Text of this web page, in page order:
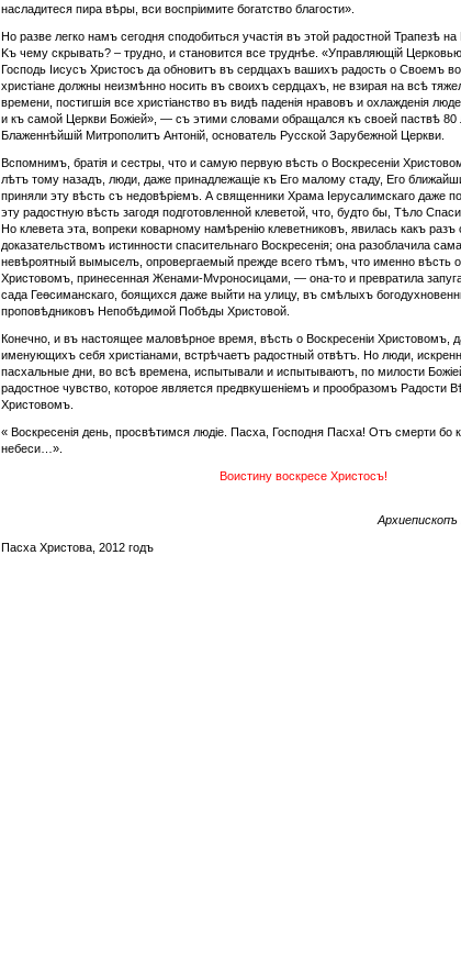
насладитеся пира вѣры, вси воспріимите богатство благости».
Но разве легко намъ сегодня сподобиться участiя въ этой радостной Трапезѣ
Kъ чему скрывать? – трудно, и становится все труднѣе. «Управляющій
Господь Іисусъ Xристосъ да обновитъ въ сердцахъ вашихъ радость о Своемъ
христіане должны неизмѣнно носить въ своихъ сердцахъ, не взирая на всѣ
времени, постигшія все христіанство въ видѣ паденія нравовъ и охлажденія
и къ самой Церкви Божіей», — съ этими словами обращался къ своей паствѣ 80
Блаженнѣйшiй Митрополитъ Антонiй, основатель Русской Зарубежной Церкви.
Вспомнимъ, братiя и сестры, что и самую первую вѣсть о Воскресеніи
лѣтъ тому назадъ, люди, даже принадлежащіе къ Его малому стаду, Его
приняли эту вѣсть съ недовѣріемъ. А священники Храма Iерусалимскаго даже
эту радостную вѣсть загодя подготовленной клеветой, что, будто бы, Тѣло
Но клевета эта, вопреки коварному намѣренiю клеветниковъ, явилась какъ
доказательствомъ истинности спасительнаго Воскресенія; она разоблачила
невѣроятный вымыселъ, опровергаемый прежде всего тѣмъ, что именно вѣсть о
Христовомъ, принесенная Женами-Мvроносицами, — она-то и превратила
сада Геѳсиманскаго, боящихся даже выйти на улицу, въ смѣлыхъ
проповѣдниковъ Непобѣдимой Побѣды Христовой.
Конечно, и въ настоящее маловѣрное время, вѣсть о Воскресеніи Христовомъ,
именующихъ себя христіанами, встрѣчаетъ радостный отвѣтъ. Но люди,
пасхальные дни, во всѣ времена, испытывали и испытываютъ, по милости
радостное чувство, которое является предвкушенiемъ и прообразомъ Радости
Христовомъ.
« Воскресенiя день, просвѣтимся людiе. Пасха, Господня Пасха! Отъ смерти бо
небеси…».
Воистину воскресе Христосъ!
Архиепископъ
Пасха Христова, 2012 годъ